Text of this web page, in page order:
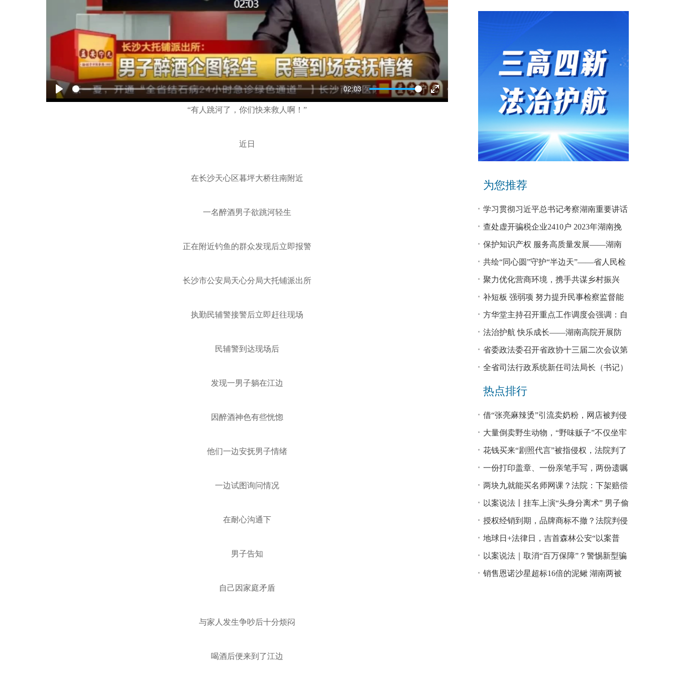
Play
02:03
Enter
Play
“有人跳河了，你们快来救人啊！”
近日
在长沙天心区暮坪大桥往南附近
一名醉酒男子欲跳河轻生
正在附近钓鱼的群众发现后立即报警
长沙市公安局天心分局大托铺派出所
执勤民辅警接警后立即赶往现场
民辅警到达现场后
发现一男子躺在江边
因醉酒神色有些恍惚
他们一边安抚男子情绪
一边试图询问情况
在耐心沟通下
男子告知
自己因家庭矛盾
与家人发生争吵后十分烦闷
喝酒后便来到了江边
为您推荐
学习贯彻习近平总书记考察湖南重要讲话
和指示精神专题研讨班开班
查处虚开骗税企业2410户 2023年湖南挽
回税款损失48.2亿元
保护知识产权 服务高质量发展——湖南
省公安厅公布打击侵犯知识产权犯罪10起
典型案例
共绘“同心圆”守护“半边天”——省人民检
察院、省妇联共同主办检察开放日活动
聚力优化营商环境，携手共谋乡村振兴
—— 省法院驻大坪村工作队、村“两委”干
部赴企参观学习调研
补短板 强弱项 努力提升民事检察监督能
力
方华堂主持召开重点工作调度会强调：自
我加压 砥砺奋进 推动工作更有成效 更加
出彩
法治护航 快乐成长——湖南高院开展防
欺凌、防性侵公益普法宣讲
省委政法委召开省政协十三届二次会议第
0327号提案办理座谈会
全省司法行政系统新任司法局长（书记）
培训班开班 方华堂作专题辅导
热点排行
借“张亮麻辣烫”引流卖奶粉，网店被判侵
权！
大量倒卖野生动物，“野味贩子”不仅坐牢
还得赔钱
花钱买来“剧照代言”被指侵权，法院判了
一份打印盖章、一份亲笔手写，两份遗嘱
谁说了算？
两块九就能买名师网课？法院：下架赔偿
以案说法丨挂车上演“头身分离术” 男子偷
逃高速通行费获刑
授权经销到期，品牌商标不撤？法院判侵
权！
地球日+法律日，吉首森林公安“以案普
法”
以案说法｜取消“百万保障”？警惕新型骗
局！
销售恩诺沙星超标16倍的泥鳅 湖南两被